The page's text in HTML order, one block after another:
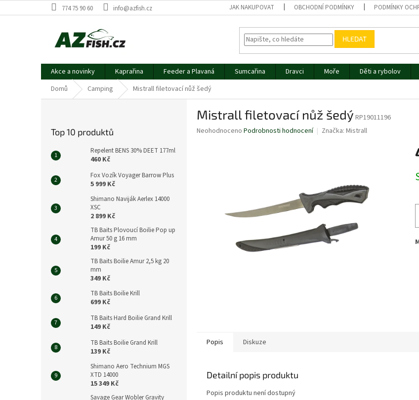
na
774 75 90 60 info@azfish.cz JAK NAKUPOVAT OBCHODNÍ PODMÍNKY PODMÍNKY
HLEDAT
Akce a novinky Kaprařina Feeder a Plavaná Sumcařina Dravci Moře Děti a rybolov
Domů
Camping Mistrall filetovací nůž šedý
Top 10 produktů
Repelent BENS 30% DEET 177ml
460 Kč
Fox Vozík Voyager Barrow Plus
5 999 Kč
Shimano Naviják Aerlex 14000
XSC
2 899 Kč
TB Baits Plovoucí Boilie Pop up
Amur 50 g 16 mm
199 Kč
TB Baits Boilie Amur 2,5 kg 20
mm
349 Kč
TB Baits Boilie Krill
699 Kč
TB Baits Hard Boilie Grand Krill
149 Kč
TB Baits Boilie Grand Krill
139 Kč
Shimano Aero Technium MGS
XTD 14000
15 349 Kč
Savage Gear Wobler Gravity
Mistrall filetovací nůž šedý RP19011196
Průměrné
Neohodnoceno Podrobnosti hodnocení Značka: Mistrall
Popis Diskuze
Detailní popis produktu
Popis produktu není dostupný